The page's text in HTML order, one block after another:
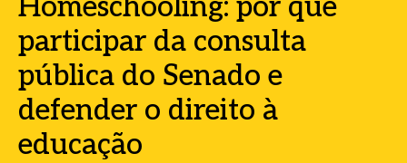
Homeschooling: por que
participar da consulta
pública do Senado e
defender o direito à
educação